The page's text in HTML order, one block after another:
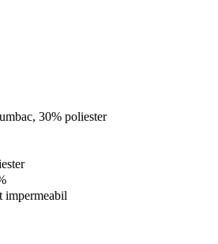
30% poliester
impermeabil